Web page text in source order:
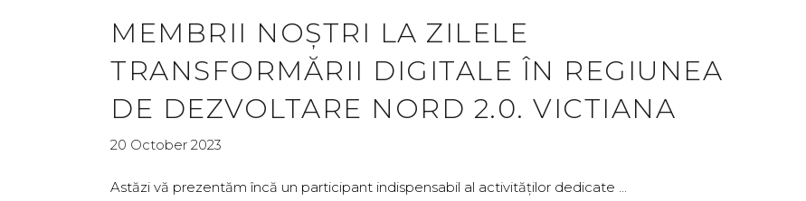
MEMBRII NOȘTRI LA ZILELE
TRANSFORMĂRII DIGITALE ÎN REGIUNEA
DE DEZVOLTARE NORD 2.0. VICTIANA
20 October 2023
Astăzi vă prezentăm încă un participant indispensabil al activităților dedicate